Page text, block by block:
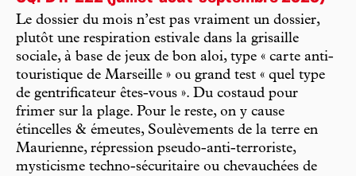
Le dossier du mois n’est pas vraiment un dossier,
plutôt une respiration estivale dans la grisaille
sociale, à base de jeux de bon aloi, type « carte anti-
touristique de Marseille » ou grand test « quel type
de gentrificateur êtes-vous ». Du costaud pour
frimer sur la plage. Pour le reste, on y cause
étincelles & émeutes, Soulèvements de la terre en
Maurienne, répression pseudo-anti-terroriste,
mysticisme techno-sécuritaire ou chevauchées de